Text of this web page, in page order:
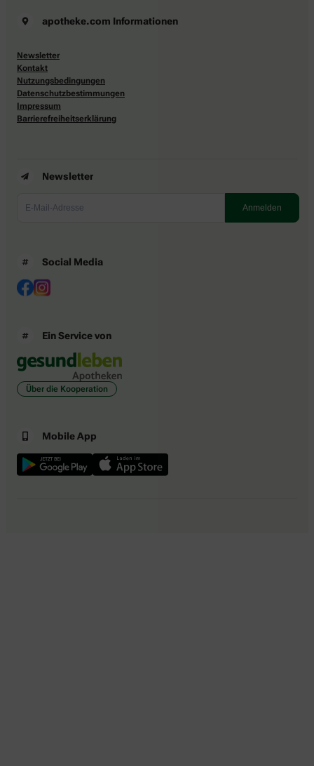
apotheke.com Informationen
Newsletter
Kontakt
Nutzungsbedingungen
Datenschutzbestimmungen
Impressum
Barrierefreiheitserklärung
Newsletter
Social Media
Ein Service von
Über die Kooperation
Mobile App